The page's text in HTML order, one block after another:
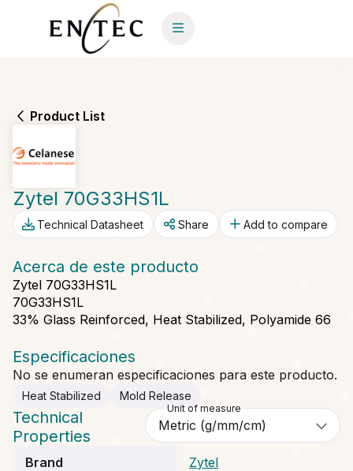
Product List
Zytel 70G33HS1L
Technical Datasheet Share Add to compare
Acerca de este producto
Zytel 70G33HS1L
70G33HS1L
33% Glass Reinforced, Heat Stabilized, Polyamide 66
Especificaciones
No se enumeran especificaciones para este producto.
Heat Stabilized Mold Release
Technical
Properties
Unit of measure
Brand Zytel